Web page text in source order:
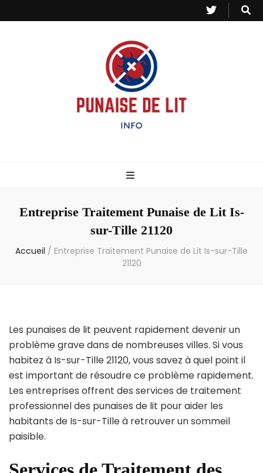
– Info
Entreprise Traitement Punaise de Lit Is-
sur-Tille 21120
Accueil / Entreprise Traitement Punaise de Lit Is-sur-Tille
21120
Les punaises de lit peuvent rapidement devenir un
problème grave dans de nombreuses villes. Si vous
habitez à Is-sur-Tille 21120, vous savez à quel point il
est important de résoudre ce problème rapidement.
Les entreprises offrent des services de traitement
professionnel des punaises de lit pour aider les
habitants de Is-sur-Tille à retrouver un sommeil
paisible.